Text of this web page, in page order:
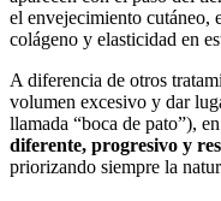
el envejecimiento cutáneo,
colágeno y elasticidad en
A diferencia de otros
volumen excesivo y dar
llamada “boca de pato”),
diferente, progresivo y
priorizando siempre la